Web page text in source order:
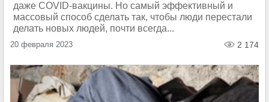
даже COVID-вакцины. Но самый эффективный и
массовый способ сделать так, чтобы люди перестали
делать новых людей, почти всегда...
20 февраля 2023 2 174